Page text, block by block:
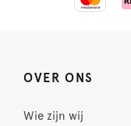
OVER ONS
Wie zijn wij